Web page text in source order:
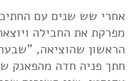
אחרי שש שנים עם
מפרקת את החבילה
הראשון שהוציאה,
חתך פניה חדה מהפאנק